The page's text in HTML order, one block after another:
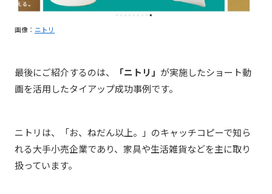
画像： ニトリ
最後にご紹介するのは、 「ニトリ」 が実施したショート動
画を活用したタイアップ成功事例です。
ニトリは、
「お、ねだん以上。」のキャッチコピーで知ら
れる大手小売企業であり、家具や生活雑貨などを主に取り
扱っています。